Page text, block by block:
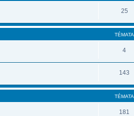
25
TÉMATA
4
143
TÉMATA
181